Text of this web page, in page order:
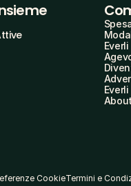
CookieTermini e